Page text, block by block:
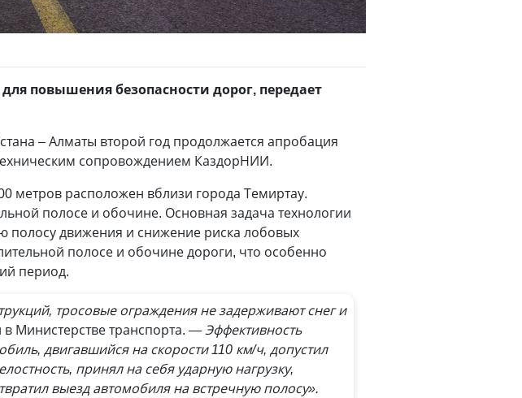
повышения безопасности дорог, передает
– Алматы второй год продолжается апробация
сопровождением КаздорНИИ.
метров расположен вблизи города Темиртау.
полосе и обочине. Основная задача технологии
полосу движения и снижение риска лобовых
полосе и обочине дороги, что особенно
период.
тросовые ограждения не задерживают снег и
Министерстве транспорта. — Эффективность
двигавшийся на скорости 110 км/ч, допустил
принял на себя ударную нагрузку,
выезд автомобиля на встречную полосу».